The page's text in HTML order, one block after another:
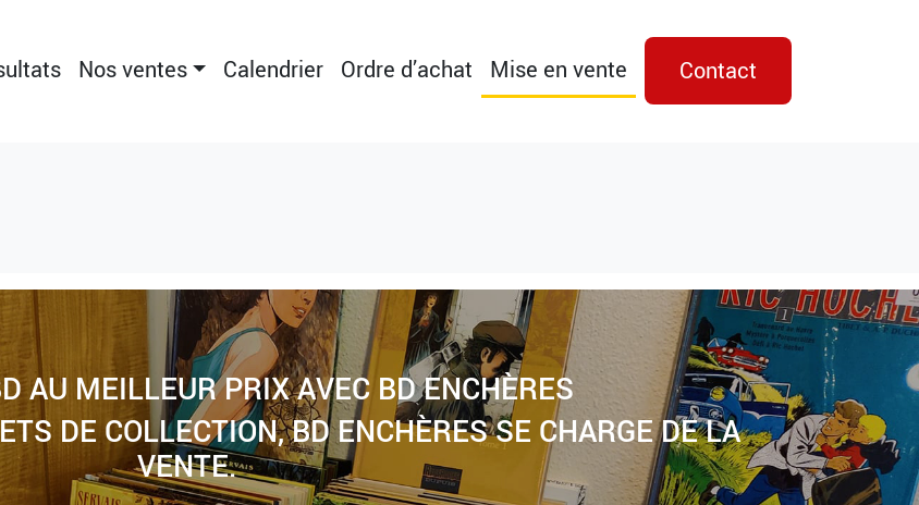
Nos ventes Calendrier Ordre d’achat Mise en vente Contact
AU MEILLEUR PRIX AVEC BD ENCHÈRES
DE COLLECTION, BD ENCHÈRES SE CHARGE DE LA
VENTE.